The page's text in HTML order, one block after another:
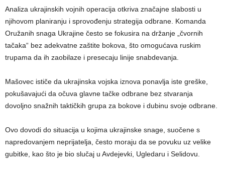
Analiza ukrajinskih vojnih operacija otkriva značajne slabosti u
njihovom planiranju i sprovođenju strategija odbrane. Komanda
Oružanih snaga Ukrajine često se fokusira na držanje „čvornih
tačaka“ bez adekvatne zaštite bokova, što omogućava ruskim
trupama da ih zaobilaze i presecaju linije snabdevanja.
Mašovec ističe da ukrajinska vojska iznova ponavlja iste greške,
pokušavajući da očuva glavne tačke odbrane bez stvaranja
dovoljno snažnih taktičkih grupa za bokove i dubinu svoje odbrane.
Ovo dovodi do situacija u kojima ukrajinske snage, suočene s
napredovanjem neprijatelja, često moraju da se povuku uz velike
gubitke, kao što je bio slučaj u Avdejevki, Ugledaru i Selidovu.